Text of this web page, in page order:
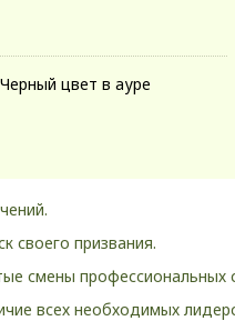
Черный цвет в ауре
своего призвания.
смены профессиональных
всех необходимых